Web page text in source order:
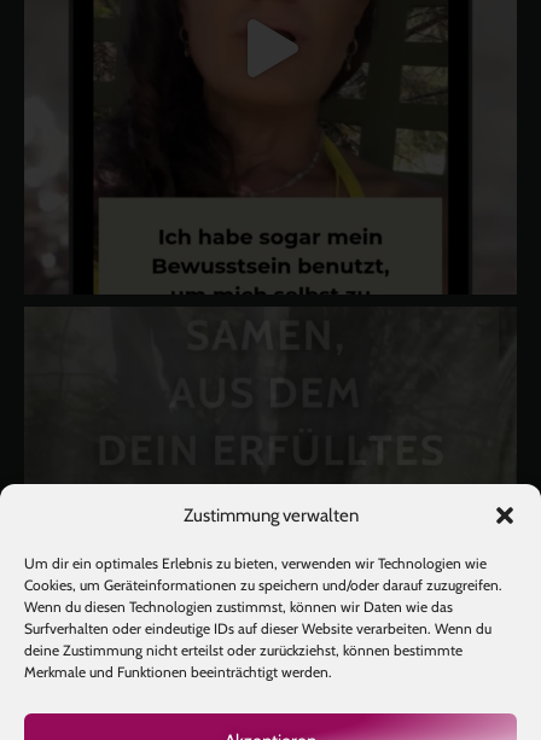
Zustimmung verwalten
Um dir ein optimales Erlebnis zu bieten, verwenden wir Technologien wie
Cookies, um Geräteinformationen zu speichern und/oder darauf zuzugreifen.
Wenn du diesen Technologien zustimmst, können wir Daten wie das
Surfverhalten oder eindeutige IDs auf dieser Website verarbeiten. Wenn du
deine Zustimmung nicht erteilst oder zurückziehst, können bestimmte
Merkmale und Funktionen beeinträchtigt werden.